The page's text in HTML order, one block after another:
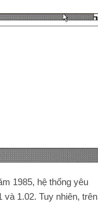
1985, hệ thống yêu
và 1.02. Tuy nhiên, trên